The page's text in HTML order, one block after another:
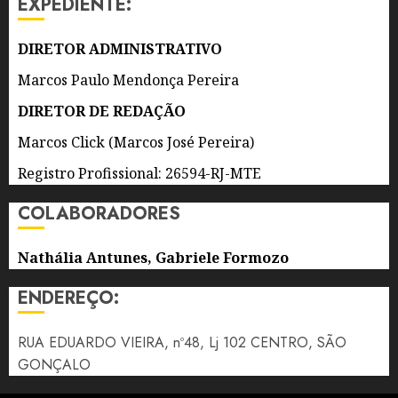
E
5 DE
AGOSTO
0
DIRETOR ADMINISTRATIVO
Marcos Paulo Mendonça Pereira
DIRETOR DE REDAÇÃO
Marcos Click (Marcos José Pereira)
Registro Profissional: 26594-RJ-MTE
COLABORADORES
Nathália Antunes, Gabriele Formozo
ENDEREÇO:
RUA EDUARDO VIEIRA, nº48, Lj 102 CENTRO, SÃO
GONÇALO